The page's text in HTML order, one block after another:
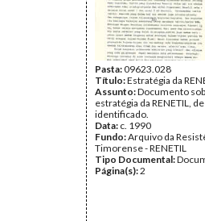
Pasta:09623.028
Título:Estratégia da
Assunto:Documento
estratégia da RENETIL,
identificado.
Data: c. 1990
Fundo:Arquivo da
Timorense - RENETIL
Tipo Documental:
Página(s):2